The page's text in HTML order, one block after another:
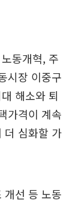
동개혁, 주
시장 이중구
해소와 퇴
가격이 계속
더 심화할 가
개선 등 노동